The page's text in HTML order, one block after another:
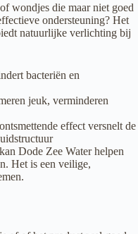
wondjes die maar niet goed
ondersteuning? Het
natuurlijke verlichting bij
bacteriën en
jeuk, verminderen
effect versnelt de
Dode Zee Water helpen
Het is een veilige,